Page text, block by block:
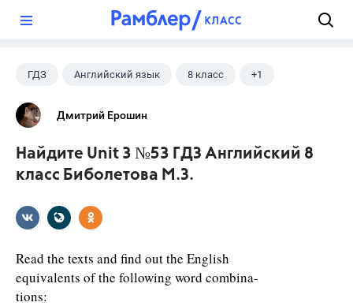
ГДЗ Английский язык 8 класс +1
Биболетова М. З.
Дмитрий Ерошин
Найдите Unit 3 №53 ГДЗ Английский 8
класс Биболетова М.З.
Read the texts and find out the English
equivalents of the following word combina-
tions: